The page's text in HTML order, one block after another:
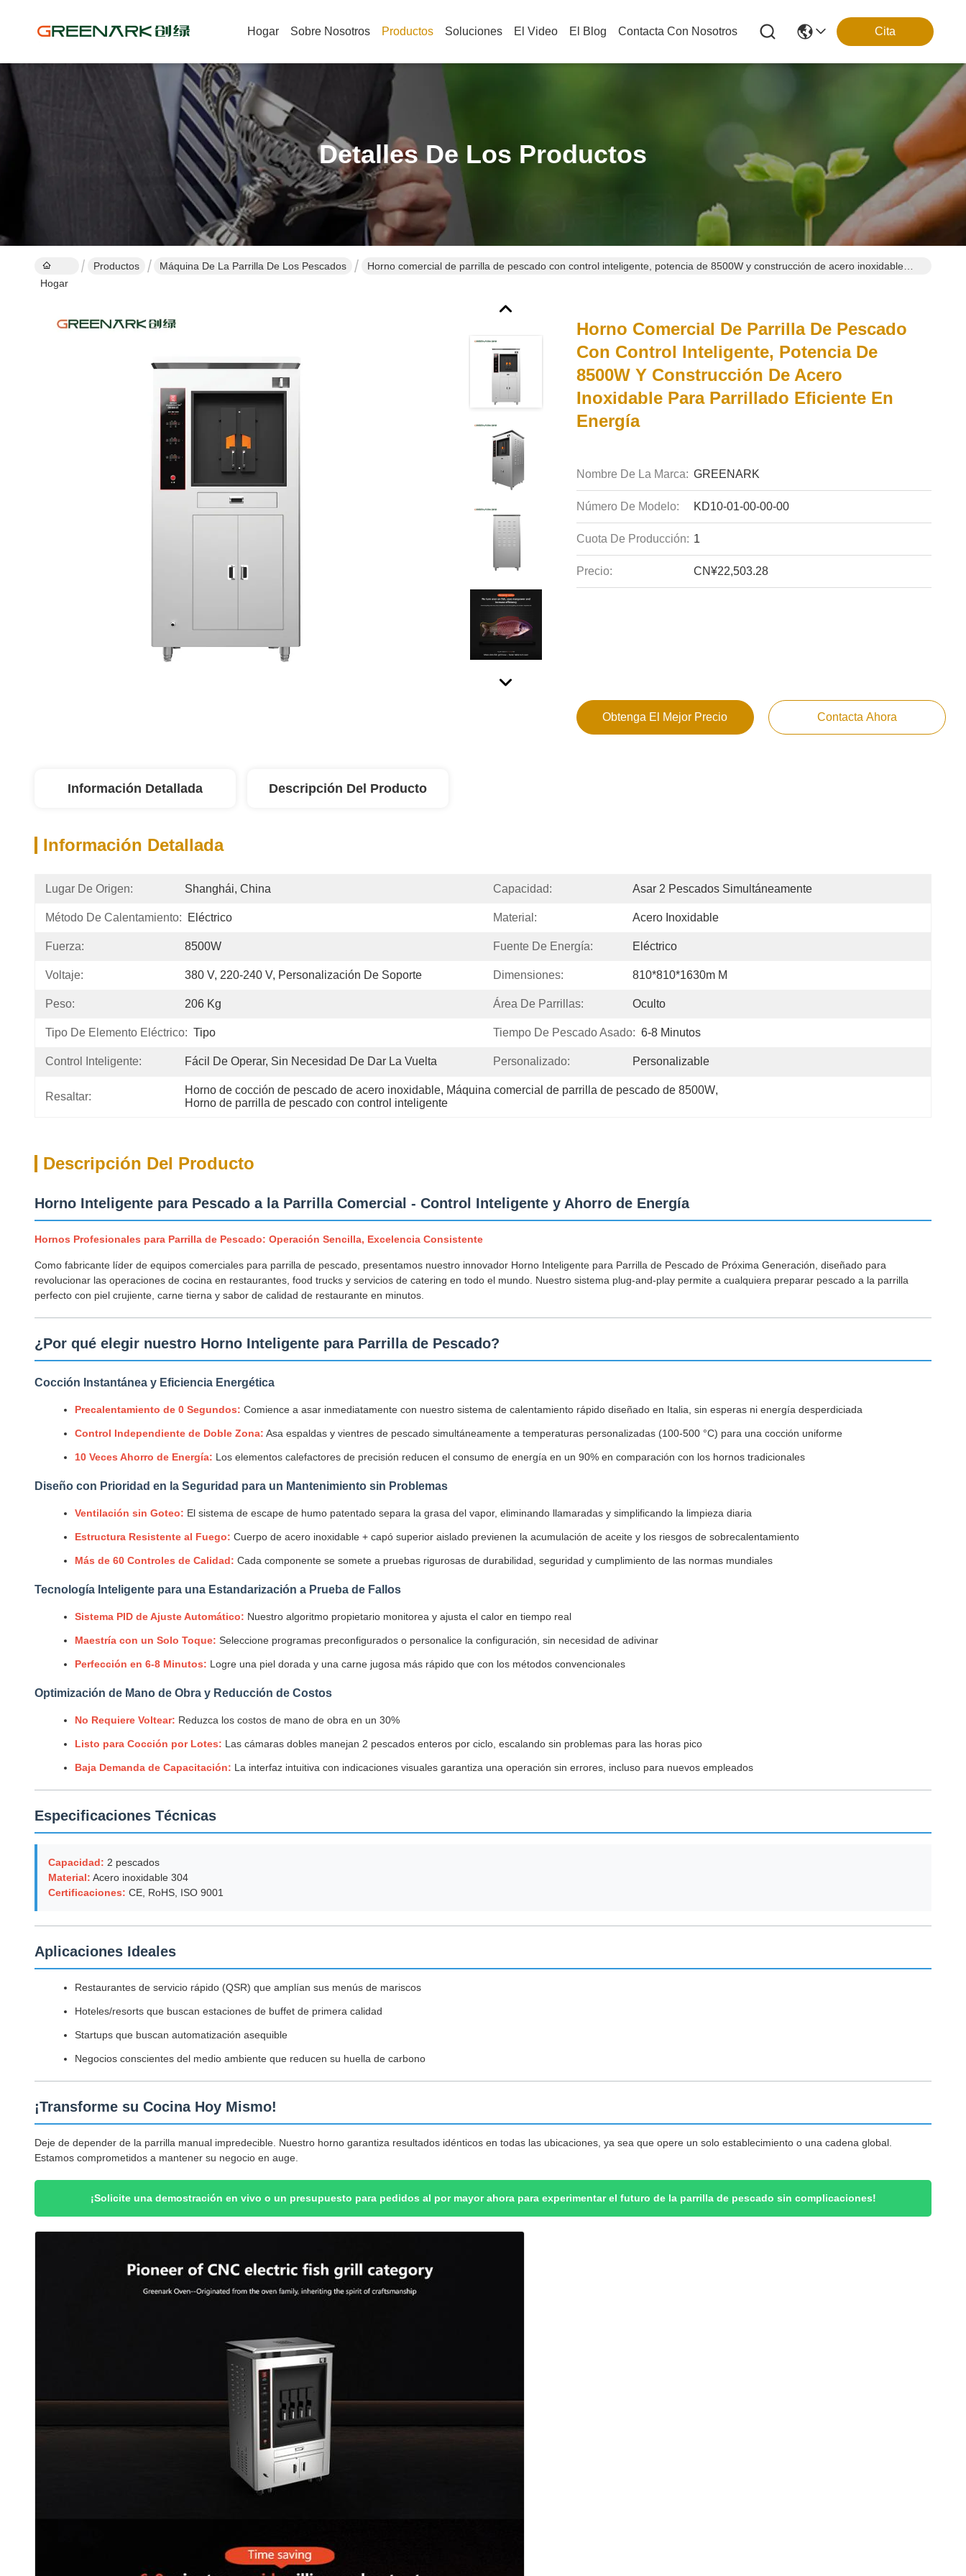
Hogar Sobre Nosotros Productos Soluciones El Video El Blog Contacta Con Nosotros Cita
Detalles De Los Productos
Hogar
Productos Máquina De La Parrilla De Los Pescados
Horno comercial de parrilla de pescado con control inteligente, potencia de 8500W y construcción de acero inoxidable
Horno Comercial De Parrilla De Pescado
Con Control Inteligente, Potencia De
8500W Y Construcción De Acero
Inoxidable Para Parrillado Eficiente En
Energía
Nombre De La Marca: GREENARK
Número De Modelo: KD10-01-00-00-00
Cuota De Producción: 1
Precio: CN¥22,503.28
Obtenga El Mejor Precio Contacta Ahora
Información Detallada Descripción Del Producto
Información Detallada
Lugar De Origen: Shanghái, China Capacidad: Asar 2 Pescados Simultáneamente
Método De Calentamiento: Eléctrico Material: Acero Inoxidable
Fuerza: 8500W Fuente De Energía: Eléctrico
Voltaje: 380 V, 220-240 V, Personalización De Soporte Dimensiones: 810*810*1630m M
Peso: 206 Kg Área De Parrillas: Oculto
Tipo De Elemento Eléctrico: Tipo Tiempo De Pescado Asado: 6-8 Minutos
Control Inteligente: Fácil De Operar, Sin Necesidad De Dar La Vuelta Personalizado: Personalizable
Resaltar:
Horno de cocción de pescado de acero inoxidable, Máquina comercial de parrilla de pescado de 8500W,
Horno de parrilla de pescado con control inteligente
Descripción Del Producto
Horno Inteligente para Pescado a la Parrilla Comercial - Control Inteligente y Ahorro de Energía
Hornos Profesionales para Parrilla de Pescado: Operación Sencilla, Excelencia Consistente
Como fabricante líder de equipos comerciales para parrilla de pescado, presentamos nuestro innovador Horno Inteligente para Parrilla de Pescado de Próxima Generación, diseñado para
revolucionar las operaciones de cocina en restaurantes, food trucks y servicios de catering en todo el mundo. Nuestro sistema plug-and-play permite a cualquiera preparar pescado a la parrilla
perfecto con piel crujiente, carne tierna y sabor de calidad de restaurante en minutos.
¿Por qué elegir nuestro Horno Inteligente para Parrilla de Pescado?
Cocción Instantánea y Eficiencia Energética
Precalentamiento de 0 Segundos: Comience a asar inmediatamente con nuestro sistema de calentamiento rápido diseñado en Italia, sin esperas ni energía desperdiciada
Control Independiente de Doble Zona: Asa espaldas y vientres de pescado simultáneamente a temperaturas personalizadas (100-500 °C) para una cocción uniforme
10 Veces Ahorro de Energía: Los elementos calefactores de precisión reducen el consumo de energía en un 90% en comparación con los hornos tradicionales
Diseño con Prioridad en la Seguridad para un Mantenimiento sin Problemas
Ventilación sin Goteo: El sistema de escape de humo patentado separa la grasa del vapor, eliminando llamaradas y simplificando la limpieza diaria
Estructura Resistente al Fuego: Cuerpo de acero inoxidable + capó superior aislado previenen la acumulación de aceite y los riesgos de sobrecalentamiento
Más de 60 Controles de Calidad: Cada componente se somete a pruebas rigurosas de durabilidad, seguridad y cumplimiento de las normas mundiales
Tecnología Inteligente para una Estandarización a Prueba de Fallos
Sistema PID de Ajuste Automático: Nuestro algoritmo propietario monitorea y ajusta el calor en tiempo real
Maestría con un Solo Toque: Seleccione programas preconfigurados o personalice la configuración, sin necesidad de adivinar
Perfección en 6-8 Minutos: Logre una piel dorada y una carne jugosa más rápido que con los métodos convencionales
Optimización de Mano de Obra y Reducción de Costos
No Requiere Voltear: Reduzca los costos de mano de obra en un 30%
Listo para Cocción por Lotes: Las cámaras dobles manejan 2 pescados enteros por ciclo, escalando sin problemas para las horas pico
Baja Demanda de Capacitación: La interfaz intuitiva con indicaciones visuales garantiza una operación sin errores, incluso para nuevos empleados
Especificaciones Técnicas
Capacidad: 2 pescados
Material: Acero inoxidable 304
Certificaciones: CE, RoHS, ISO 9001
Aplicaciones Ideales
Restaurantes de servicio rápido (QSR) que amplían sus menús de mariscos
Hoteles/resorts que buscan estaciones de buffet de primera calidad
Startups que buscan automatización asequible
Negocios conscientes del medio ambiente que reducen su huella de carbono
¡Transforme su Cocina Hoy Mismo!
Deje de depender de la parrilla manual impredecible. Nuestro horno garantiza resultados idénticos en todas las ubicaciones, ya sea que opere un solo establecimiento o una cadena global.
Estamos comprometidos a mantener su negocio en auge.
¡Solicite una demostración en vivo o un presupuesto para pedidos al por mayor ahora para experimentar el futuro de la parrilla de pescado sin complicaciones!